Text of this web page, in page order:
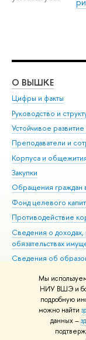
Мы
НИУ ВШЭ и
подробную
можно найти
данных –
О ВЫШКЕ
Цифры и факты
Руководство и
Устойчивое
Преподаватели и
Корпуса и
Закупки
Обращения
Фонд целевого
Противодействие
Сведения о
обязательствах
Сведения об
Людям с
Единая платежная
Работа в Вышке